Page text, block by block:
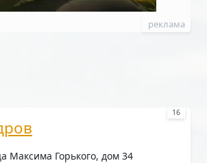
реклама
16
Максима Горького, дом 34